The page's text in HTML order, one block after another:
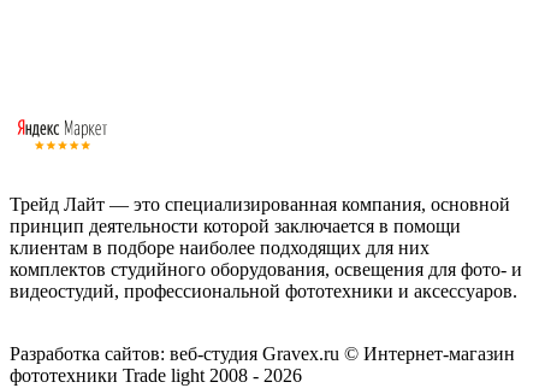
Трейд Лайт — это специализированная компания, основной
принцип деятельности которой заключается в помощи
клиентам в подборе наиболее подходящих для них
комплектов студийного оборудования, освещения для фото- и
видеостудий, профессиональной фототехники и аксессуаров.
Разработка сайтов: веб-студия Gravex.ru © Интернет-магазин
фототехники Trade light 2008 - 2026